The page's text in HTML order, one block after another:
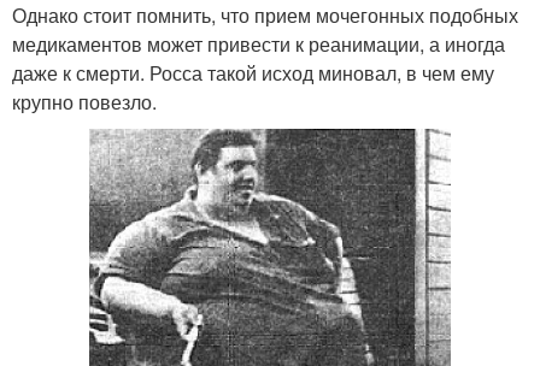
Однако стоит помнить, что прием мочегонных подобных
медикаментов может привести к реанимации, а иногда
даже к смерти. Росса такой исход миновал, в чем ему
крупно повезло.